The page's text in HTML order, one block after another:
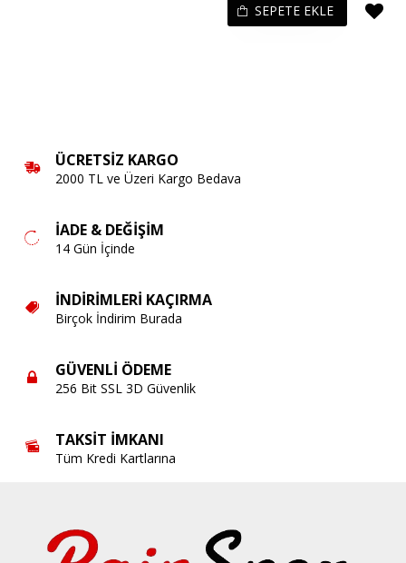
SEPETE EKLE
ÜCRETSIZ KARGO
2000 TL ve Üzeri Kargo Bedava
İADE & DEĞIŞIM
14 Gün İçinde
İNDIRIMLERI KAÇIRMA
Birçok İndirim Burada
GÜVENLI ÖDEME
256 Bit SSL 3D Güvenlik
TAKSIT İMKANI
Tüm Kredi Kartlarına